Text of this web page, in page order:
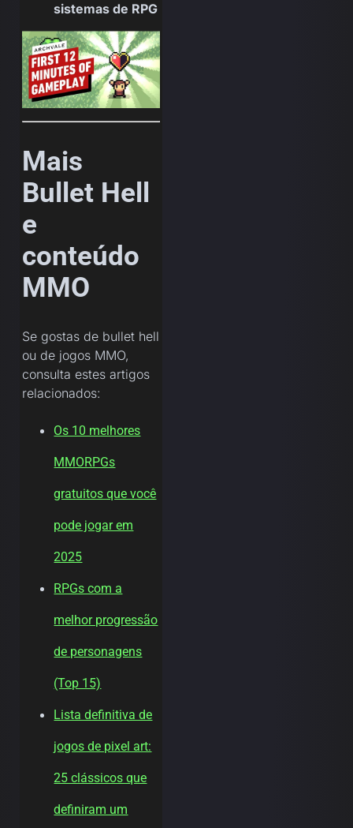
sistemas de RPG
Mais
Bullet Hell
e
conteúdo
MMO
Se gostas de bullet hell
ou de jogos MMO,
consulta estes artigos
relacionados:
Os 10 melhores
MMORPGs
gratuitos que você
pode jogar em
2025
RPGs com a
melhor progressão
de personagens
(Top 15)
Lista definitiva de
jogos de pixel art:
25 clássicos que
definiram um